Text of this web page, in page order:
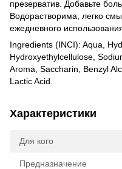
презерватив. Добавьте
Водорастворима, легко
ежедневного
Ingredients (INCI): Aqua,
Hydroxyethylcellulose,
Aroma, Saccharin, Benzyl
Lactic Acid.
Характеристики
Для кого
Предназначение